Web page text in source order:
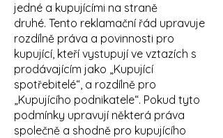
jedné a kupujícími na straně
druhé. Tento reklamační řád upravuje
rozdílně práva a povinnosti pro
kupující, kteří vystupují ve vztazích s
prodávajícím jako „Kupující
spotřebitelé“, a rozdílně pro
„Kupujícího podnikatele“. Pokud tyto
podmínky upravují některá práva
společně a shodně pro kupujícího